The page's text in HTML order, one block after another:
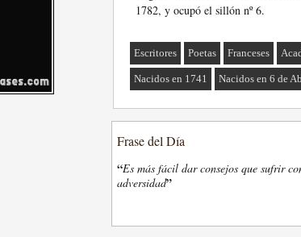
1782, y ocupó el sillón nº 6.
Escritores Poetas Franceses
Nacidos en 1741 Nacidos en 6 de
Frase del Día
“Es más fácil dar consejos que sufrir
adversidad”